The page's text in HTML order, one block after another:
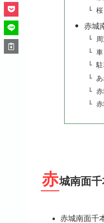
赤城
赤城南面
赤城南面千